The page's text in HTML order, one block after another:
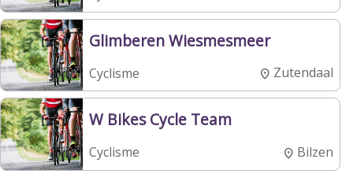
Glimberen Wiesmesmeer
Cyclisme Zutendaal
W Bikes Cycle Team
Cyclisme Bilzen